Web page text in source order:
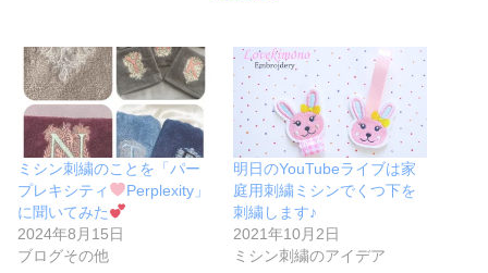
ミシン刺繍のことを「パー
プレキシティ
Perplexity」
に聞いてみた
2024年8月15日
ブログその他
明日のYouTubeライブは家
庭用刺繍ミシンでくつ下を
刺繍します♪
2021年10月2日
ミシン刺繍のアイデア